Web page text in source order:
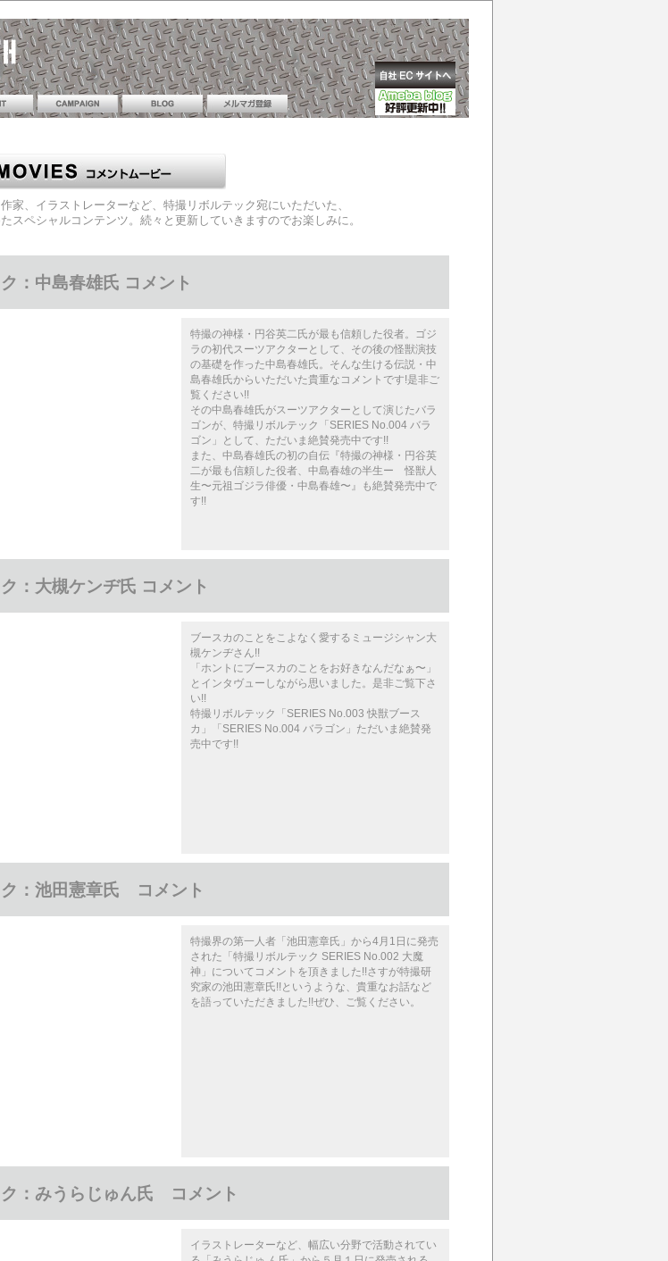
家、イラストレーターなど、特撮リボルテック宛にいただいた、
スペシャルコンテンツ。続々と更新していきますのでお楽しみに。
：中島春雄氏 コメント
特撮の神様・円谷英二氏が最も信頼した役者。ゴジ
ラの初代スーツアクターとして、その­後の怪獣演技
の基礎を作った中島春雄氏。そんな生ける伝説・中
島春雄氏からいただいた­貴重なコメントです!是非ご
覧ください!!
その中島春雄氏がスーツアクターとして演じたバラ
ゴンが、特撮リボルテック「SERI­ES No.004 バラ
ゴン」として、ただいま絶賛発売中です!!
また、中島春雄氏の初の自伝『特撮の神様・円谷英
二が最も信頼した役者、中島春雄の半­生ー 怪獣人
生〜元祖ゴジラ俳優・中島春雄〜』も絶賛発売中で
す!!
：大槻ケンヂ氏 コメント
ブースカのことをこよなく愛するミュージシャン大
槻ケンヂさん!!
「ホントにブースカのことをお好きなんだなぁ〜」
とインタヴューしながら思いました。是非ご覧下さ
い!!
特撮リボルテック「SERIES No.003 快獣ブース
カ」「SERIES No.004 バラゴン」ただいま絶賛発
売中です!!
：池田憲章氏 コメント
特撮界の第一人者「池田憲章氏」から4月1日に発売
された「特撮リボルテック SERIES No.002 大魔
神」についてコメントを頂きました!!さすが特撮研
究家の池田憲章氏!!というような、貴重なお話など
を語っていただきました!!ぜひ、ご覧ください。
：みうらじゅん氏 コメント
イラストレーターなど、幅広い分野で活動されてい